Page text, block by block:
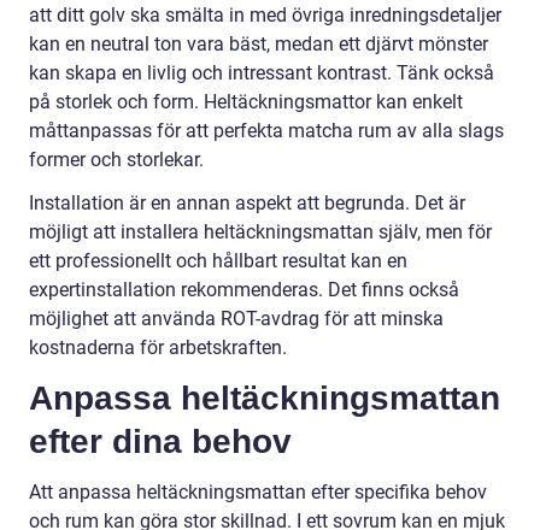
att ditt golv ska smälta in med övriga inredningsdetaljer
kan en neutral ton vara bäst, medan ett djärvt mönster
kan skapa en livlig och intressant kontrast. Tänk också
på storlek och form. Heltäckningsmattor kan enkelt
måttanpassas för att perfekta matcha rum av alla slags
former och storlekar.
Installation är en annan aspekt att begrunda. Det är
möjligt att installera heltäckningsmattan själv, men för
ett professionellt och hållbart resultat kan en
expertinstallation rekommenderas. Det finns också
möjlighet att använda ROT-avdrag för att minska
kostnaderna för arbetskraften.
Anpassa heltäckningsmattan
efter dina behov
Att anpassa heltäckningsmattan efter specifika behov
och rum kan göra stor skillnad. I ett sovrum kan en mjuk